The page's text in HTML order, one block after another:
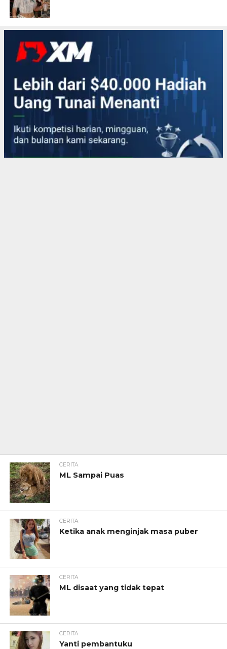
CERITA
ML Sampai Puas
CERITA
Ketika anak menginjak masa puber
CERITA
ML disaat yang tidak tepat
CERITA
Yanti pembantuku